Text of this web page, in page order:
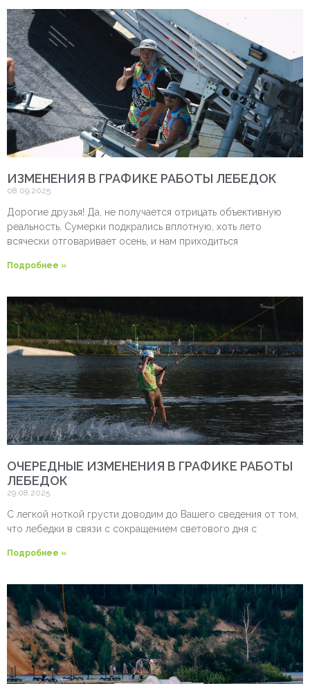
ИЗМЕНЕНИЯ В ГРАФИКЕ РАБОТЫ ЛЕБЕДОК
08.09.2025
Дорогие друзья! Да, не получается отрицать объективную
реальность. Сумерки подкрались вплотную, хоть лето
всячески отговаривает осень, и нам приходиться
Подробнее »
ОЧЕРЕДНЫЕ ИЗМЕНЕНИЯ В ГРАФИКЕ РАБОТЫ
ЛЕБЕДОК
29.08.2025
С легкой ноткой грусти доводим до Вашего сведения от том,
что лебедки в связи с сокращением светового дня с
Подробнее »